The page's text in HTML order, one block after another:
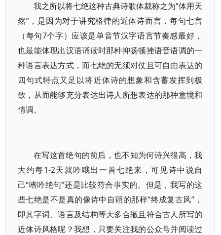
我之所以将七绝这种古典诗歌体裁称之为“体用天
然”，是因为对于讲究格律的近体诗而言，每句七言
（每句7个字）应该是单音节汉字语言节奏感最好，
也最能体现出汉语诵读时那种抑扬顿挫语音语调的一
种语言表达方式，而七绝的无须对仗且可自由表达的
四句式特点又足以将近体诗的想象和含蓄发挥到极
致，从而能够充分表达出诗人所想表达的那种意境和
情调。
在写这首绝句的前后，也不知为何诗兴很高，我
大约每1-2天就吟哦出一首七绝来，可见诗中说自
己“嗜吟绝句”还是比较符合事实的。但是，我写的这
些七绝是不是真的像诗中自诩的那样“终成复古风”，
即其字词、语言及结构等大多合辙且符合古人所写的
近体诗风格呢？我想，只要关注我的公众号并阅读过